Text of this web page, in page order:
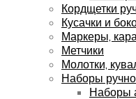
Кордщетки
Кусачки и
Маркеры,
Метчики
Молотки,
Наборы
Наборы